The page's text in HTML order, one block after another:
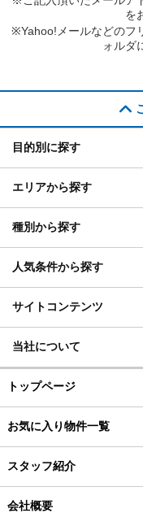
を
※Yahoo!メールなどのフ
ォルダ
目的別に探す
エリアから探す
種別から探す
人気条件から探す
サイトコンテンツ
当社について
トップページ
お気に入り物件一覧
スタッフ紹介
会社概要